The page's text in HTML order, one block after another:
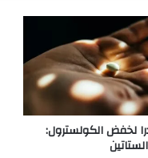
لخفض الكولسترول: